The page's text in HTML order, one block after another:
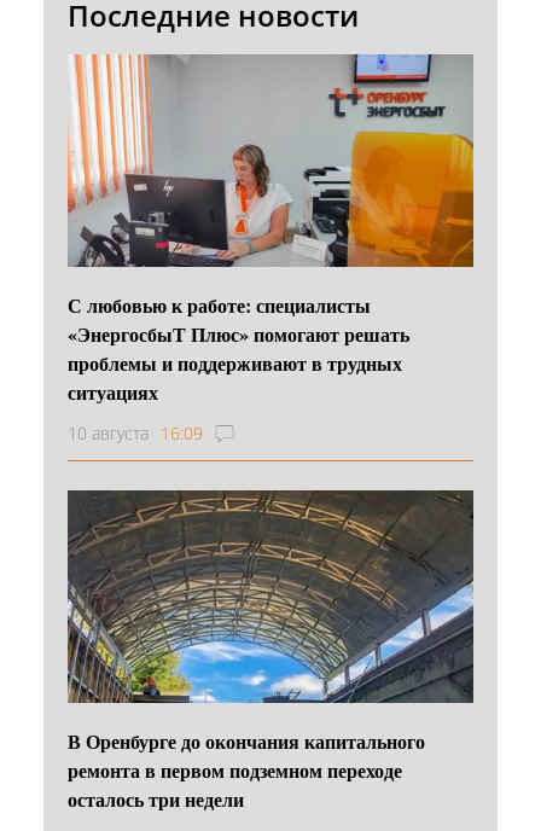
Последние новости
С любовью к работе: специалисты
«ЭнергосбыТ Плюс» помогают решать
проблемы и поддерживают в трудных
ситуациях
10 августа 16:09
В Оренбурге до окончания капитального
ремонта в первом подземном переходе
осталось три недели